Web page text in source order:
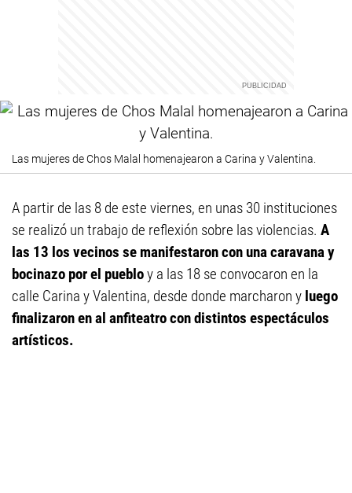
Las mujeres de Chos Malal homenajearon a Carina y Valentina.
A partir de las 8 de este viernes, en unas 30 instituciones
se realizó un trabajo de reflexión sobre las violencias. A
las 13 los vecinos se manifestaron con una caravana y
bocinazo por el puebloy a las 18 se convocaron en la
calle Carina y Valentina, desde donde marcharon y luego
finalizaron en al anfiteatro con distintos espectáculos
artísticos.